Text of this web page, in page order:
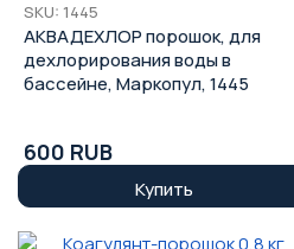
SKU: 1445
АКВАДЕХЛОР порошок, для
дехлорирования воды в
бассейне, Маркопул, 1445
600 RUB
Купить